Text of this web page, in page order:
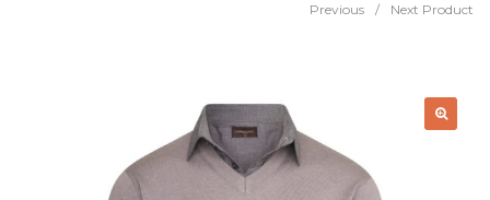
Previous / Next Product